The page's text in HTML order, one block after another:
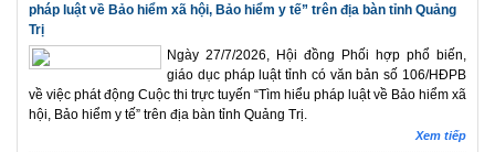
pháp luật về Bảo hiểm xã hội, Bảo hiểm y tế” trên địa bàn tỉnh Quảng
Trị
Ngày 27/7/2026, Hội đồng Phối hợp phổ biến,
giáo dục pháp luật tỉnh có văn bản số 106/HĐPB
về việc phát động Cuộc thi trực tuyến “Tìm hiểu pháp luật về Bảo hiểm xã
hội, Bảo hiểm y tế” trên địa bàn tỉnh Quảng Trị.
Xem tiếp